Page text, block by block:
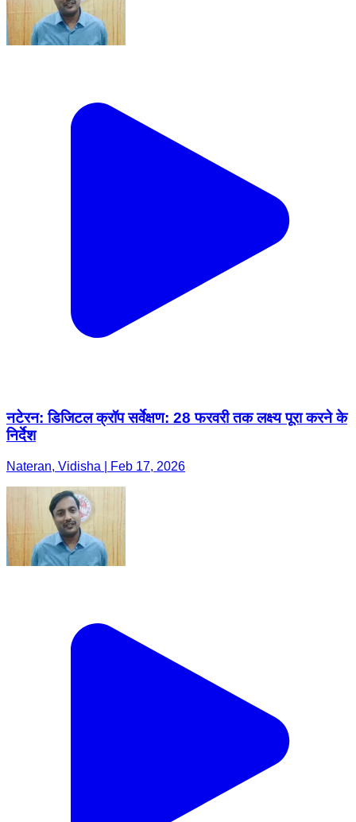
नटेरन: डिजिटल क्रॉप सर्वेक्षण: 28 फरवरी तक लक्ष्य पूरा करने के
निर्देश
Nateran, Vidisha | Feb 17, 2026